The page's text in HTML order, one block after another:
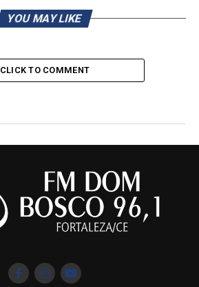
YOU MAY LIKE
CLICK TO COMMENT